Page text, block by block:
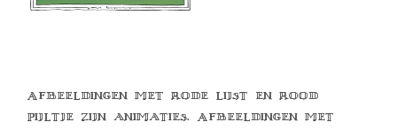
Afbeeldingen met rode lijst en rood
pijltje zijn animaties. Afbeeldingen met